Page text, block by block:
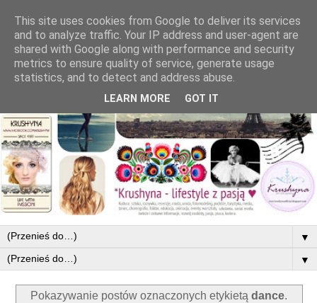
▼
▼
Pokazywanie postów oznaczonych etykietą dance.
This site uses cookies from Google to deliver its services
and to analyze traffic. Your IP address and user-agent are
shared with Google along with performance and security
metrics to ensure quality of service, generate usage
statistics, and to detect and address abuse.
LEARN MORE GOT IT